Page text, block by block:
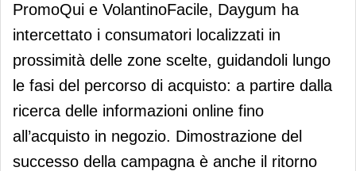
PromoQui e VolantinoFacile, Daygum ha
intercettato i consumatori localizzati in
prossimità delle zone scelte, guidandoli lungo
le fasi del percorso di acquisto: a partire dalla
ricerca delle informazioni online fino
all’acquisto in negozio. Dimostrazione del
successo della campagna è anche il ritorno